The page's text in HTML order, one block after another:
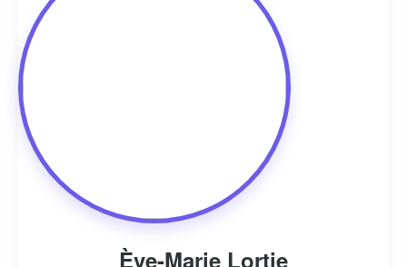
Ève-Marie Lortie